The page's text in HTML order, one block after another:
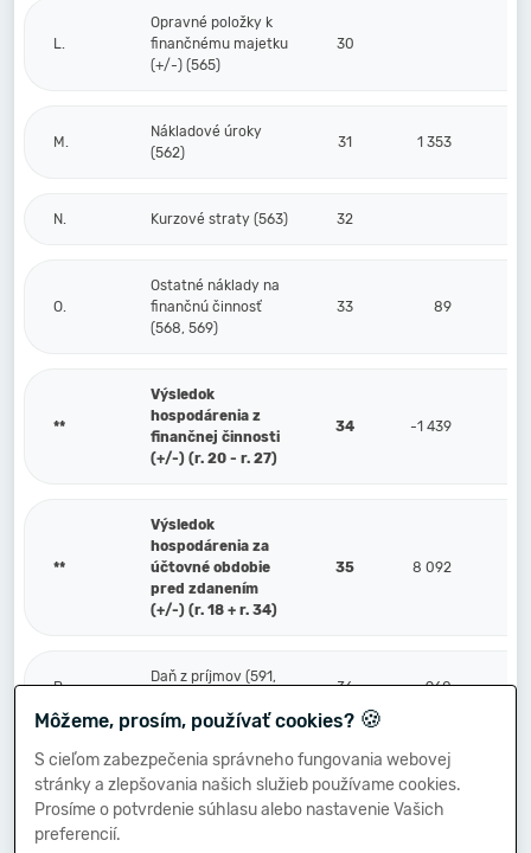
L.
Opravné položky k
finančnému majetku
(+/-) (565)
30
M.
Nákladové úroky
(562)
31 1 353
N. Kurzové straty (563) 32
O.
Ostatné náklady na
finančnú činnosť
(568, 569)
33 89
**
Výsledok
hospodárenia z
finančnej činnosti
(+/-) (r. 20 - r. 27)
34 -1 439
**
Výsledok
hospodárenia za
účtovné obdobie
pred zdanením
(+/-) (r. 18 + r. 34)
35 8 092
P.
Daň z príjmov (591,
36 960
Q.
Prevod podielov na
výsledku
hospodárenia
37
Môžeme, prosím, používať cookies? 🍪
S cieľom zabezpečenia správneho fungovania webovej
stránky a zlepšovania našich služieb používame cookies.
Prosíme o potvrdenie súhlasu alebo nastavenie Vašich
preferencií.